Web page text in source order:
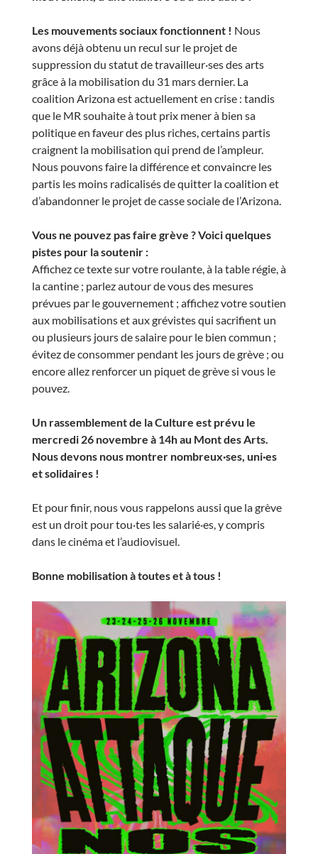
Les mouvements sociaux fonctionnent ! Nous
avons déjà obtenu un recul sur le projet de
suppression du statut de travailleur·ses des arts
grâce à la mobilisation du 31 mars dernier. La
coalition Arizona est actuellement en crise : tandis
que le MR souhaite à tout prix mener à bien sa
politique en faveur des plus riches, certains partis
craignent la mobilisation qui prend de l’ampleur.
Nous pouvons faire la différence et convaincre les
partis les moins radicalisés de quitter la coalition et
d’abandonner le projet de casse sociale de l’Arizona.
Vous ne pouvez pas faire grève ? Voici quelques
pistes pour la soutenir :
Affichez ce texte sur votre roulante, à la table régie, à
la cantine ; parlez autour de vous des mesures
prévues par le gouvernement ; affichez votre soutien
aux mobilisations et aux grévistes qui sacrifient un
ou plusieurs jours de salaire pour le bien commun ;
évitez de consommer pendant les jours de grève ; ou
encore allez renforcer un piquet de grève si vous le
pouvez.
Un rassemblement de la Culture est prévu le
mercredi 26 novembre à 14h au Mont des Arts.
Nous devons nous montrer nombreux·ses, uni·es
et solidaires !
Et pour finir, nous vous rappelons aussi que la grève
est un droit pour tou·tes les salarié·es, y compris
dans le cinéma et l’audiovisuel.
Bonne mobilisation à toutes et à tous !